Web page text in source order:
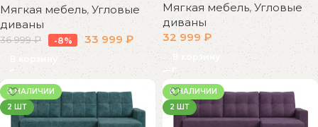
Мягкая мебель, Угловые
диваны
36 999₽ -8% 33 999 ₽
В корзину
Мягкая мебель,Угловые
диваны
32 999 ₽
В корзину
В НАЛИЧИИ
2 ШТ
В НАЛИЧИИ
2 ШТ